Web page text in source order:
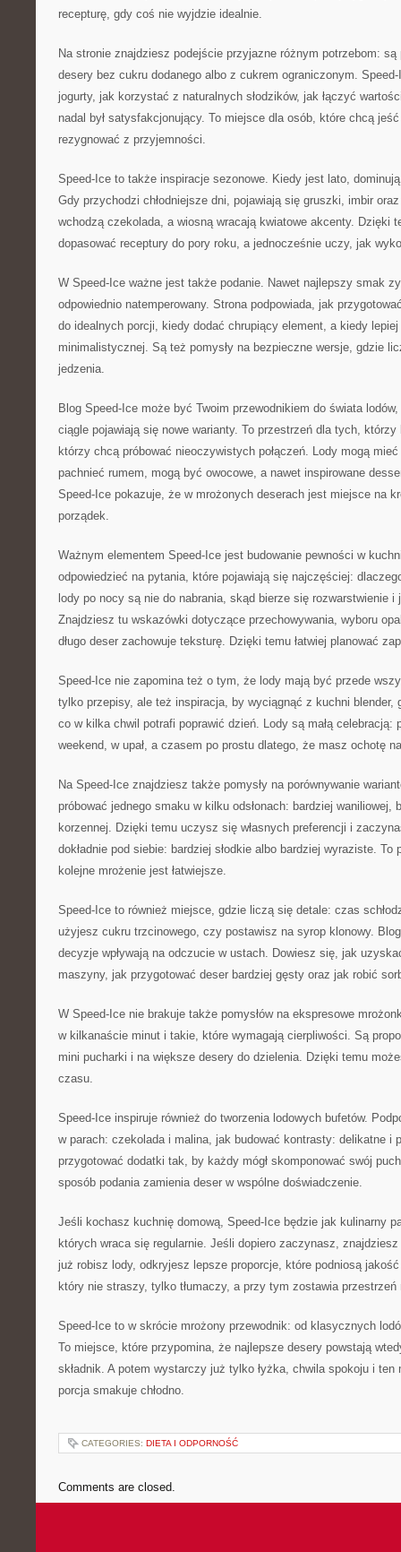
recepturę, gdy coś nie wyjdzie idealnie.
Na stronie znajdziesz podejście przyjazne różnym potrzebom: są
desery bez cukru dodanego albo z cukrem ograniczonym.
jogurty, jak korzystać z naturalnych słodzików, jak łączyć
nadal był satysfakcjonujący. To miejsce dla osób, które chcą
rezygnować z przyjemności.
Speed-Ice to także inspiracje sezonowe. Kiedy jest lato,
Gdy przychodzi chłodniejsze dni, pojawiają się gruszki, imbir
wchodzą czekolada, a wiosną wracają kwiatowe akcenty. Dzięki
dopasować receptury do pory roku, a jednocześnie uczy, jak
W Speed-Ice ważne jest także podanie. Nawet najlepszy smak
odpowiednio natemperowany. Strona podpowiada, jak
do idealnych porcji, kiedy dodać chrupiący element, a kiedy
minimalistycznej. Są też pomysły na bezpieczne wersje, gdzie
jedzenia.
Blog Speed-Ice może być Twoim przewodnikiem do świata
ciągle pojawiają się nowe warianty. To przestrzeń dla tych,
którzy chcą próbować nieoczywistych połączeń. Lody mogą
pachnieć rumem, mogą być owocowe, a nawet inspirowane
Speed-Ice pokazuje, że w mrożonych deserach jest miejsce na
porządek.
Ważnym elementem Speed-Ice jest budowanie pewności w
odpowiedzieć na pytania, które pojawiają się najczęściej:
lody po nocy są nie do nabrania, skąd bierze się rozwarstwienie i
Znajdziesz tu wskazówki dotyczące przechowywania, wyboru
długo deser zachowuje teksturę. Dzięki temu łatwiej planować
Speed-Ice nie zapomina też o tym, że lody mają być przede
tylko przepisy, ale też inspiracja, by wyciągnąć z kuchni blender,
co w kilka chwil potrafi poprawić dzień. Lody są małą celebracją:
weekend, w upał, a czasem po prostu dlatego, że masz ochotę
Na Speed-Ice znajdziesz także pomysły na porównywanie
próbować jednego smaku w kilku odsłonach: bardziej waniliowej,
korzennej. Dzięki temu uczysz się własnych preferencji i
dokładnie pod siebie: bardziej słodkie albo bardziej wyraziste.
kolejne mrożenie jest łatwiejsze.
Speed-Ice to również miejsce, gdzie liczą się detale: czas
użyjesz cukru trzcinowego, czy postawisz na syrop klonowy.
decyzje wpływają na odczucie w ustach. Dowiesz się, jak
maszyny, jak przygotować deser bardziej gęsty oraz jak robić
W Speed-Ice nie brakuje także pomysłów na ekspresowe
w kilkanaście minut i takie, które wymagają cierpliwości. Są
mini pucharki i na większe desery do dzielenia. Dzięki temu
czasu.
Speed-Ice inspiruje również do tworzenia lodowych bufetów.
w parach: czekolada i malina, jak budować kontrasty: delikatne i
przygotować dodatki tak, by każdy mógł skomponować swój
sposób podania zamienia deser w wspólne doświadczenie.
Jeśli kochasz kuchnię domową, Speed-Ice będzie jak kulinarny
których wraca się regularnie. Jeśli dopiero zaczynasz,
już robisz lody, odkryjesz lepsze proporcje, które podniosą
który nie straszy, tylko tłumaczy, a przy tym zostawia przestrzeń
Speed-Ice to w skrócie mrożony przewodnik: od klasycznych
To miejsce, które przypomina, że najlepsze desery powstają
składnik. A potem wystarczy już tylko łyżka, chwila spokoju i ten
porcja smakuje chłodno.
CATEGORIES: DIETA I ODPORNOŚĆ
Comments are closed.